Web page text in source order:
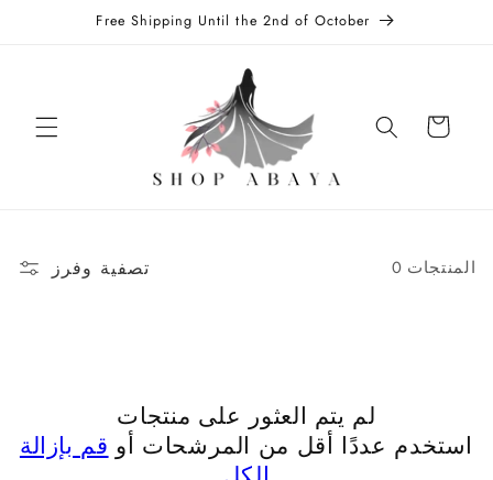
Free Shipping Until the 2nd of October
عربة
التسوق
تصفية وفرز 0 المنتجات
لم يتم العثور على منتجات
استخدم عددًا أقل من المرشحات أو قم بإزالة